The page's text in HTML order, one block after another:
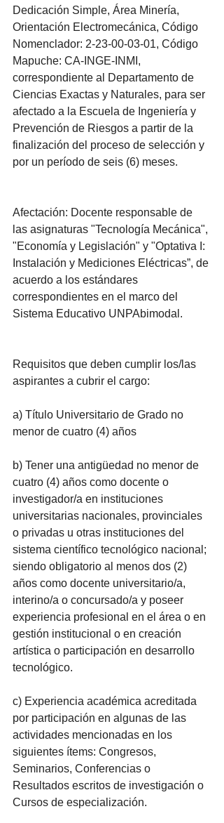
Dedicación Simple, Área Minería,
Orientación Electromecánica, Código
Nomenclador: 2-23-00-03-01, Código
Mapuche: CA-INGE-INMI,
correspondiente al Departamento de
Ciencias Exactas y Naturales, para ser
afectado a la Escuela de Ingeniería y
Prevención de Riesgos a partir de la
finalización del proceso de selección y
por un período de seis (6) meses.
Afectación: Docente responsable de
las asignaturas "Tecnología Mecánica",
"Economía y Legislación" y "Optativa I:
Instalación y Mediciones Eléctricas”, de
acuerdo a los estándares
correspondientes en el marco del
Sistema Educativo UNPAbimodal.
Requisitos que deben cumplir los/las
aspirantes a cubrir el cargo:
a) Título Universitario de Grado no
menor de cuatro (4) años
b) Tener una antigüedad no menor de
cuatro (4) años como docente o
investigador/a en instituciones
universitarias nacionales, provinciales
o privadas u otras instituciones del
sistema científico tecnológico nacional;
siendo obligatorio al menos dos (2)
años como docente universitario/a,
interino/a o concursado/a y poseer
experiencia profesional en el área o en
gestión institucional o en creación
artística o participación en desarrollo
tecnológico.
c) Experiencia académica acreditada
por participación en algunas de las
actividades mencionadas en los
siguientes ítems: Congresos,
Seminarios, Conferencias o
Resultados escritos de investigación o
Cursos de especialización.